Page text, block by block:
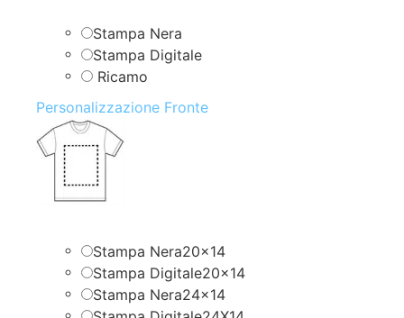
Stampa Nera
Stampa Digitale
Ricamo
Personalizzazione Fronte
Stampa Nera20x14
Stampa Digitale20x14
Stampa Nera24x14